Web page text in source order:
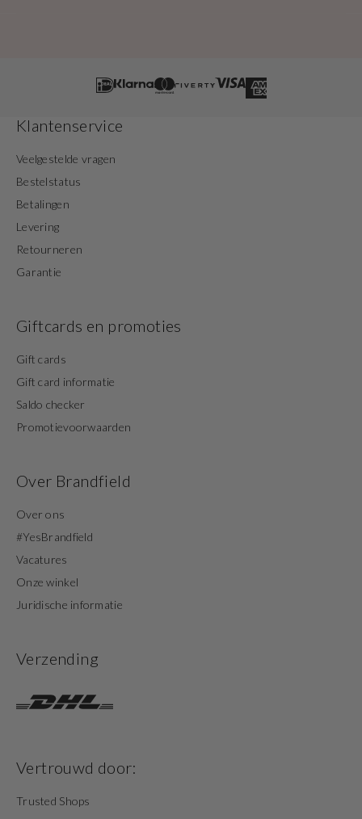
Klantenservice
Veelgestelde vragen
Bestelstatus
Betalingen
Levering
Retourneren
Garantie
Giftcards en promoties
Gift cards
Gift card informatie
Saldo checker
Promotievoorwaarden
Over Brandfield
Over ons
#YesBrandfield
Vacatures
Onze winkel
Juridische informatie
Verzending
Vertrouwd door:
Trusted Shops